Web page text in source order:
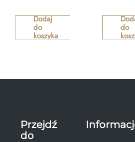
Dodaj
do
koszyka
do
Przejdź
do